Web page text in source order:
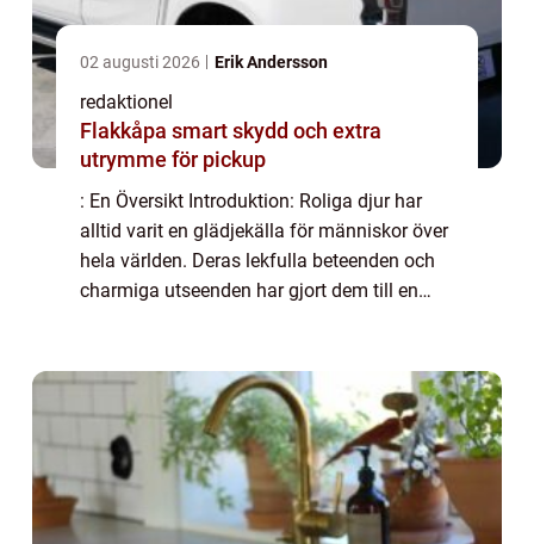
02 augusti 2026 Erik Andersson
redaktionel
Flakkåpa smart skydd och extra
utrymme för pickup
: En Översikt Introduktion: Roliga djur har
alltid varit en glädjekälla för människor över
hela världen. Deras lekfulla beteenden och
charmiga utseenden har gjort dem till en